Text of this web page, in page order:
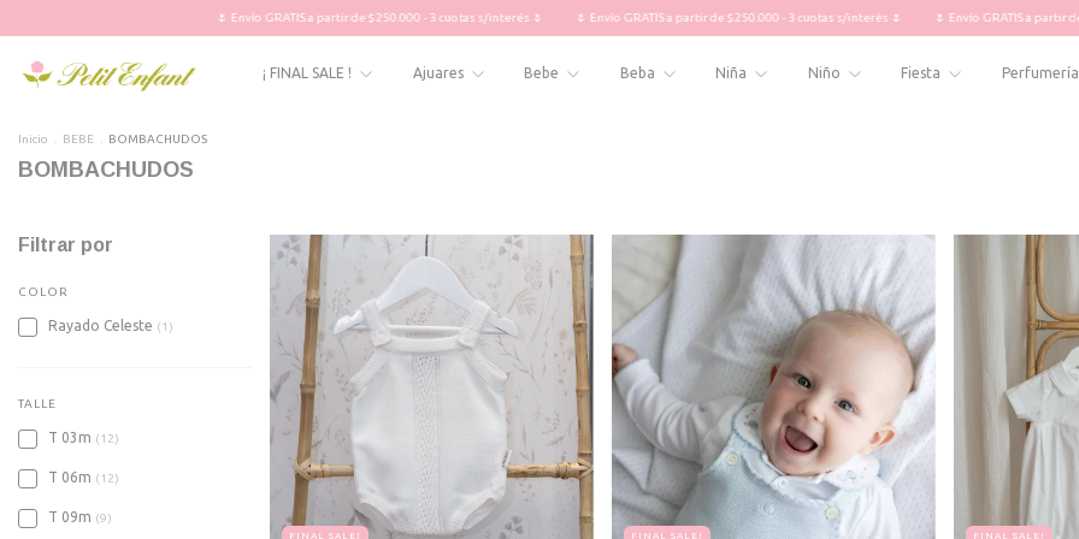
🌷 Envío GRATIS a partir de $250.000 - 3 cuotas s/interés 🌷 🌷 Envío GRATIS a partir de $250.000 - 3 cuotas s/interés 🌷 🌷 Envío GRATIS a partir de $250.000
¡ FINAL SALE ! Ajuares Bebe Beba Niña Niño Fiesta Perfumería
Inicio BEBE BOMBACHUDOS
BOMBACHUDOS
Filtrar por
COLOR
Rayado Celeste (1)
TALLE
T 03m (12)
T 06m (12)
T 09m (9)
FINAL SALE! FINAL SALE! FINAL SALE!